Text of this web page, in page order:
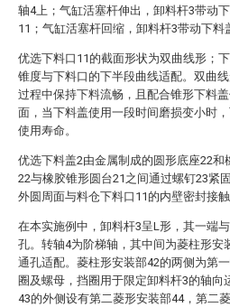
轴4上；气缸活塞杆伸出，卸料杆3带动
11；气缸活塞杆回缩，卸料杆3带动下料
优选下料口11的截面形状为双曲线形；
锥度与下料口的下半段曲线适配。双曲
过程中保持下料流畅，且配合锥形下料
面，当下料盖使用一段时间磨损变小时
使用寿命。
优选下料盖2由金属制成的圆形底座22
22与橡胶锥形圆台21之间通过螺钉23紧
外圆周面与料仓下料口11的内壁密封接
在本实施例中，卸料杆3呈L形，其一端
孔。转轴4为阶梯轴，其中间为菱柱形
通孔适配。菱柱形安装部42的两侧为第
圈及螺母，挡圈用于限定卸料杆3的轴
43的外侧设有第二菱形安装部44，第二